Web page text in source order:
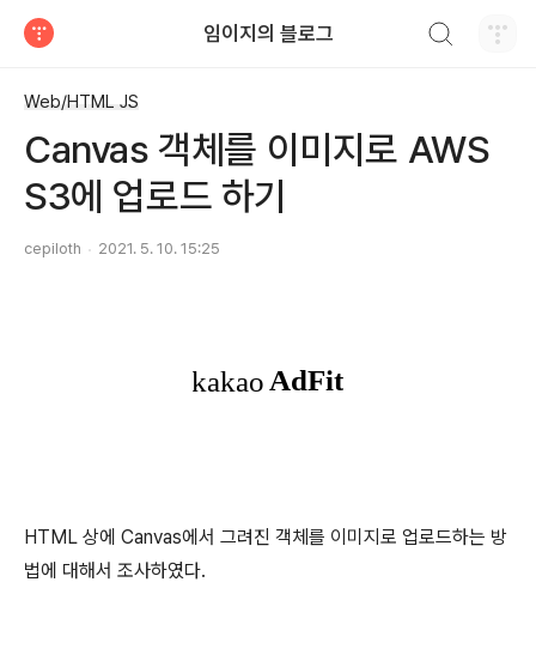
임이지의 블로그
Web/HTML JS
Canvas 객체를 이미지로 AWS
S3에 업로드 하기
cepiloth 2021. 5. 10. 15:25
HTML 상에 Canvas에서 그려진 객체를 이미지로 업로드하는 방
법에 대해서 조사하였다.